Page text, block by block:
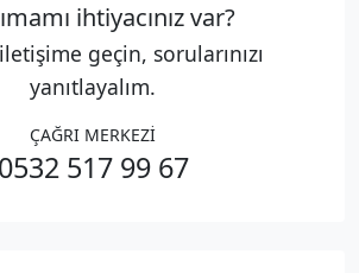
ihtiyacınız var?
geçin, sorularınızı
yanıtlayalım.
ÇAĞRI MERKEZİ
0532 517 99 67